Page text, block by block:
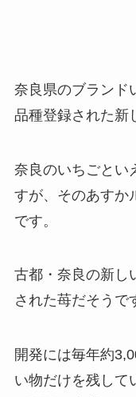
奈良県のブランド
品種登録された新
奈良のいちごとい
すが、そのあすか
です。
古都・奈良の新し
された苺だそうで
開発には毎年約
い物だけを残して